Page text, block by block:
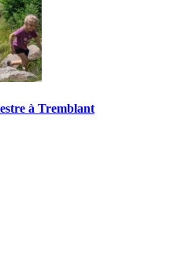
à Tremblant